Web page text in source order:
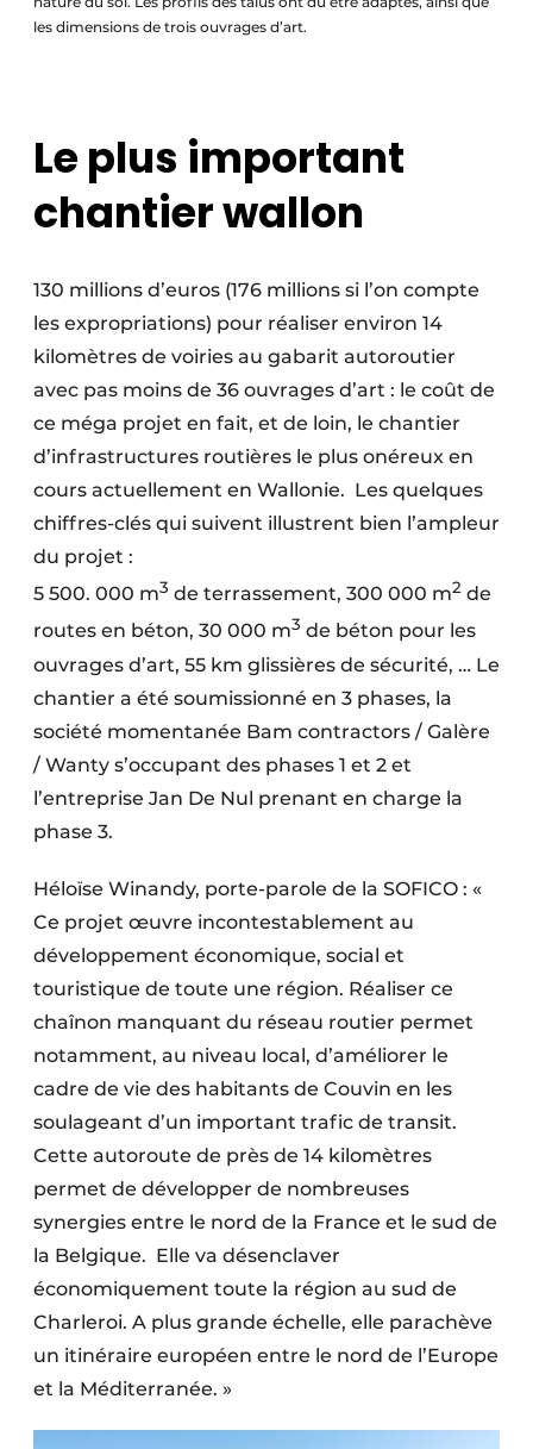
les dimensions de trois ouvrages d’art.
Le plus important
chantier wallon
130 millions d’euros (176 millions si l’on compte
les expropriations) pour réaliser environ 14
kilomètres de voiries au gabarit autoroutier
avec pas moins de 36 ouvrages d’art : le coût de
ce méga projet en fait, et de loin, le chantier
d’infrastructures routières le plus onéreux en
cours actuellement en Wallonie. Les quelques
chiffres-clés qui suivent illustrent bien l’ampleur
du projet :
5 500. 000 m3 de terrassement, 300 000 m2 de
routes en béton, 30 000 m3 de béton pour les
ouvrages d’art, 55 km glissières de sécurité, … Le
chantier a été soumissionné en 3 phases, la
société momentanée Bam contractors / Galère
/ Wanty s’occupant des phases 1 et 2 et
l’entreprise Jan De Nul prenant en charge la
phase 3.
Héloïse Winandy, porte-parole de la SOFICO : «
Ce projet œuvre incontestablement au
développement économique, social et
touristique de toute une région. Réaliser ce
chaînon manquant du réseau routier permet
notamment, au niveau local, d’améliorer le
cadre de vie des habitants de Couvin en les
soulageant d’un important trafic de transit.
Cette autoroute de près de 14 kilomètres
permet de développer de nombreuses
synergies entre le nord de la France et le sud de
la Belgique. Elle va désenclaver
économiquement toute la région au sud de
Charleroi. A plus grande échelle, elle parachève
un itinéraire européen entre le nord de l’Europe
et la Méditerranée. »